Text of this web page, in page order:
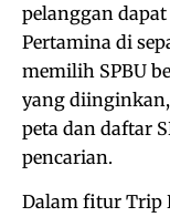
pelanggan
Pertamina di
memilih SPBU
yang
peta dan daftar
pencarian.
Dalam fitur Trip